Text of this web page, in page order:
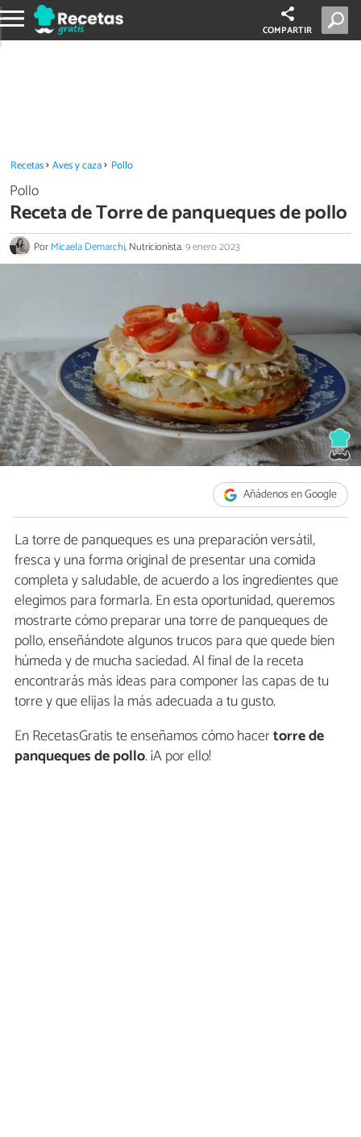
COMPARTIR
Recetas Aves y caza Pollo
Pollo
Receta de Torre de panqueques de pollo
PorMicaela Demarchi, Nutricionista.9 enero 2023
Añádenos en Google
La torre de panqueques es una preparación versátil,
fresca y una forma original de presentar una comida
completa y saludable, de acuerdo a los ingredientes que
elegimos para formarla. En esta oportunidad, queremos
mostrarte cómo preparar una torre de panqueques de
pollo, enseñándote algunos trucos para que quede bien
húmeda y de mucha saciedad. Al final de la receta
encontrarás más ideas para componer las capas de tu
torre y que elijas la más adecuada a tu gusto.
En RecetasGratis te enseñamos cómo hacertorre de
panqueques de pollo. ¡A por ello!